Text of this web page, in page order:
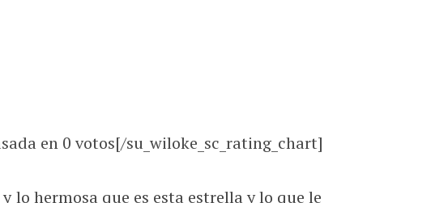
en 0 votos[/su_wiloke_sc_rating_chart]
lo hermosa que es esta estrella y lo que le